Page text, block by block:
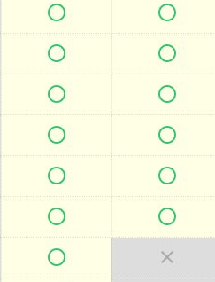
 
 
 
 
 
 
 